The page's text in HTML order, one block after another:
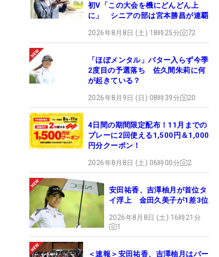
初V「この大会を機にどんどん上
に」 シニアの部は宮本勝昌が連覇
2026年8月8日 (土) 18時25分 72
「ほぼメンタル」パター入らず今季
2度目の予選落ち 佐久間朱莉に何
が起きている？
2026年8月9日 (日) 08時39分 20
4日間の期間限定配布！11月までの
プレーに2回使える1,500円＆1,000
円分クーポン！
2026年8月8日 (土) 06時00分 2
安田祐香、吉澤柚月が首位タ
イ浮上 金田久美子が1差3位
2026年8月8日 (土) 16時21分
1
＜速報＞安田祐香、吉澤柚月はパー